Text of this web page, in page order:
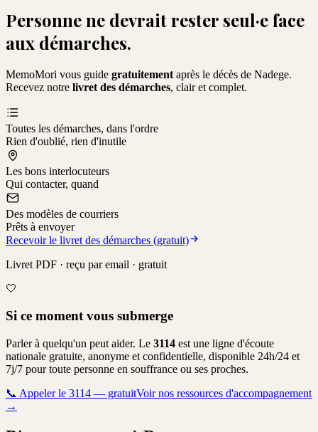
Personne ne devrait rester seul·e face
aux démarches.
MemoMori vous guide gratuitement après le décès de Nadege.
Recevez notre livret des démarches, clair et complet.
Toutes les démarches, dans l'ordre
Rien d'oublié, rien d'inutile
Les bons interlocuteurs
Qui contacter, quand
Des modèles de courriers
Prêts à envoyer
Recevoir le livret des démarches (gratuit)
Livret PDF · reçu par email · gratuit
🤍
Si ce moment vous submerge
Parler à quelqu'un peut aider. Le 3114 est une ligne d'écoute
nationale gratuite, anonyme et confidentielle, disponible 24h/24 et
7j/7 pour toute personne en souffrance ou ses proches.
📞 Appeler le 3114 — gratuitVoir nos ressources d'accompagnement
→